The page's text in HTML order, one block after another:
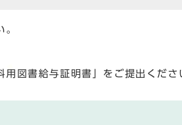
図書給与証明書」をご提出くださ